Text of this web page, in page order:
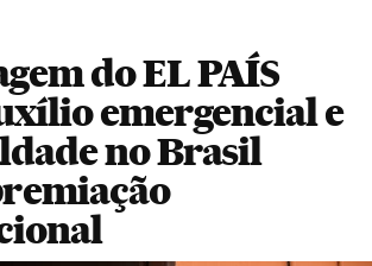
do EL PAÍS
emergencial e
no Brasil